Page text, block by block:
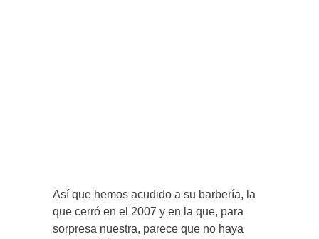
Así que hemos acudido a su barbería, la
que cerró en el 2007 y en la que, para
sorpresa nuestra, parece que no haya